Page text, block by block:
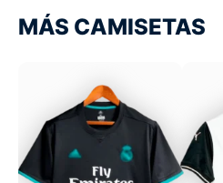
MÁS CAMISETAS